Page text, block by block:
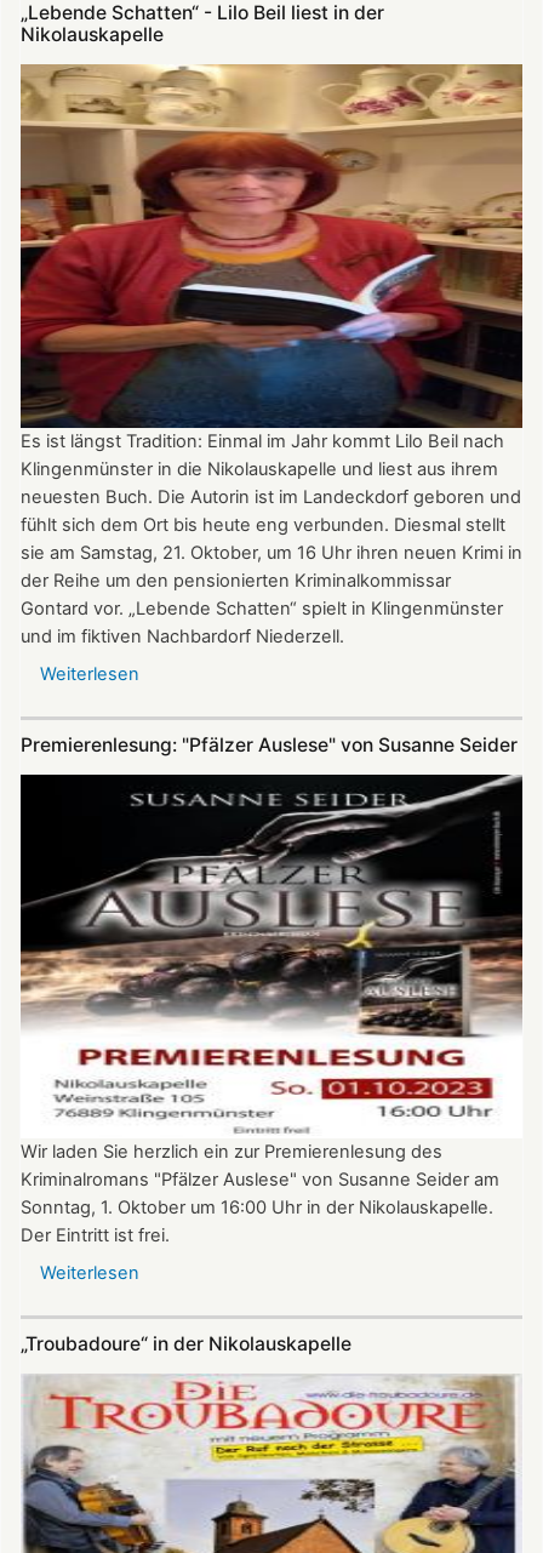
Nikolauskapelle:
Kirchenchor
und
Bläserkreis
musizieren
zur
neuen
Saison
„Lebende Schatten“ - Lilo Beil liest in der
Nikolauskapelle
Es ist längst Tradition: Einmal im Jahr kommt Lilo Beil nach
Klingenmünster in die Nikolauskapelle und liest aus ihrem
neuesten Buch. Die Autorin ist im Landeckdorf geboren und
fühlt sich dem Ort bis heute eng verbunden. Diesmal stellt
sie am Samstag, 21. Oktober, um 16 Uhr ihren neuen Krimi in
der Reihe um den pensionierten Kriminalkommissar
Gontard vor. „Lebende Schatten“ spielt in Klingenmünster
und im fiktiven Nachbardorf Niederzell.
Weiterlesen
-
Beil
in
der
Nikolauskapelle
Premierenlesung: "Pfälzer Auslese" von Susanne Seider
Wir laden Sie herzlich ein zur Premierenlesung des
Kriminalromans "Pfälzer Auslese" von Susanne Seider am
Sonntag, 1. Oktober um 16:00 Uhr in der Nikolauskapelle.
Der Eintritt ist frei.
Weiterlesen
Auslese"
von
Susanne
Seider
„Troubadoure“ in der Nikolauskapelle